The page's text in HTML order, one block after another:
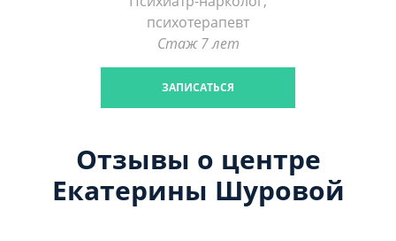
психотерапевт
Стаж 7 лет
ЗАПИСАТЬСЯ
Отзывы о центре
Екатерины Шуровой